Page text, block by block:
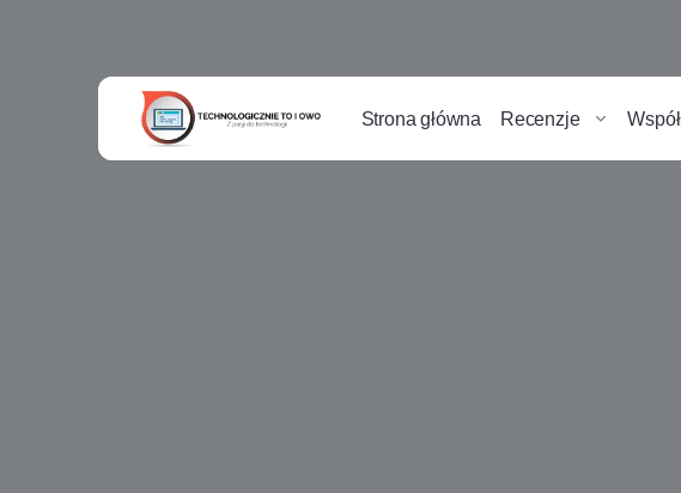
Strona główna Recenzje